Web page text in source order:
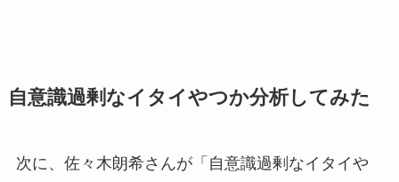
自意識過剰なイタイやつか分析してみた
次に、佐々木朗希さんが「自意識過剰なイタイや